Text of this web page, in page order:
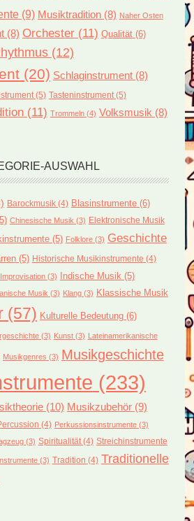
(9) Musiktradition(8) Naher Osten
(8) Orchester(11) Qualität(6)
(12)
(20) Schlaginstrument(8)
(5) Tasteninstrument(5)
(11) Trommeln(4) Volksmusik (8)
AUSWAHL
Barockmusik(4) Blasinstrumente(6)
Chinesische Musik (3) Elektronische Musik
(5) Folklore(3) Geschichte
(5) Historische Musikinstrumente (4)
Improvisation(3) Indische Musik (5)
Musik (3) Klang(3) Klassische Musik
(57) Kulturelle Bedeutung(6)
(3) Kunst(3) Lateinamerikanische
Musikgenres (3) Musikgeschichte
(233)
(10) Musikzubehör(9)
(4) Perkussionsinstrumente(3)
(3) Spiritualität(4) Streichinstrumente
(3) Tradition (4) Traditionelle